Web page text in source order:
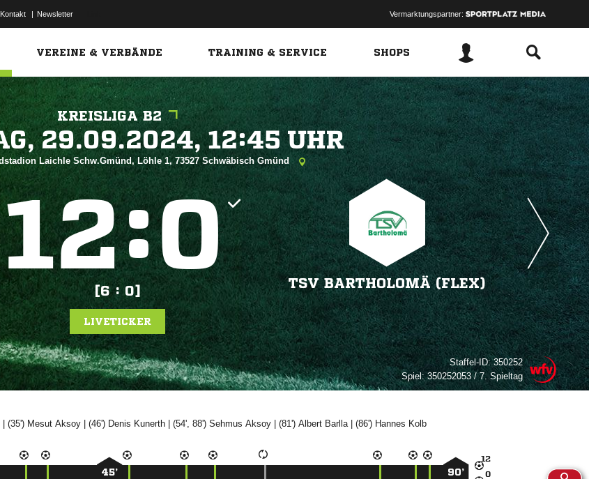
| Newsletter Vermarktungspartner:
VEREINE & VERBÄNDE TRAINING & SERVICE SHOPS
KREISLIGA B2
  
Laichle Schw.Gmünd, Löhle 1, 73527 Schwäbisch Gmünd
:
[6 : 0]
TSV BARTHOLOMÄ (FLEX)
LIVETICKER
Staffel-ID:350252
Spiel:350252053 / 7. Spieltag
| (35') | (46')  | (54', 88')  | (81') | (86')  


45’ 90’